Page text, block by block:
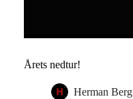
Årets nedtur!
Herman Berg